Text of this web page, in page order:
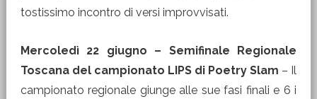
tostissimo incontro di versi improvvisati.
Mercoledì 22 giugno – Semifinale Regionale
Toscana del campionato LIPS di Poetry Slam – Il
campionato regionale giunge alle sue fasi finali e 6 i